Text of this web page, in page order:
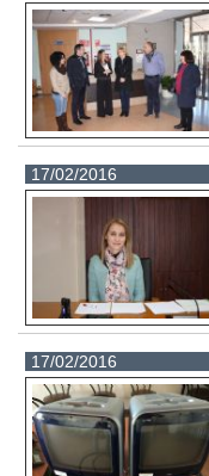
17/02/2016
17/02/2016